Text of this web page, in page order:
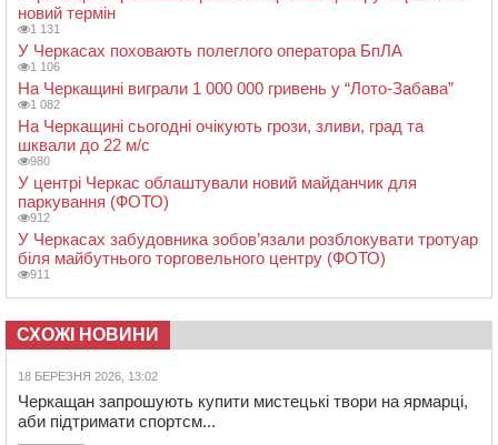
новий термін
1 131
У Черкасах поховають полеглого оператора БпЛА
1 106
На Черкащині виграли 1 000 000 гривень у “Лото-Забава”
1 082
На Черкащині сьогодні очікують грози, зливи, град та
шквали до 22 м/с
980
У центрі Черкас облаштували новий майданчик для
паркування (ФОТО)
912
У Черкасах забудовника зобов’язали розблокувати тротуар
біля майбутнього торговельного центру (ФОТО)
911
СХОЖІ НОВИНИ
18 БЕРЕЗНЯ 2026, 13:02
Черкащан запрошують купити мистецькі твори на ярмарці,
аби підтримати спортсм...